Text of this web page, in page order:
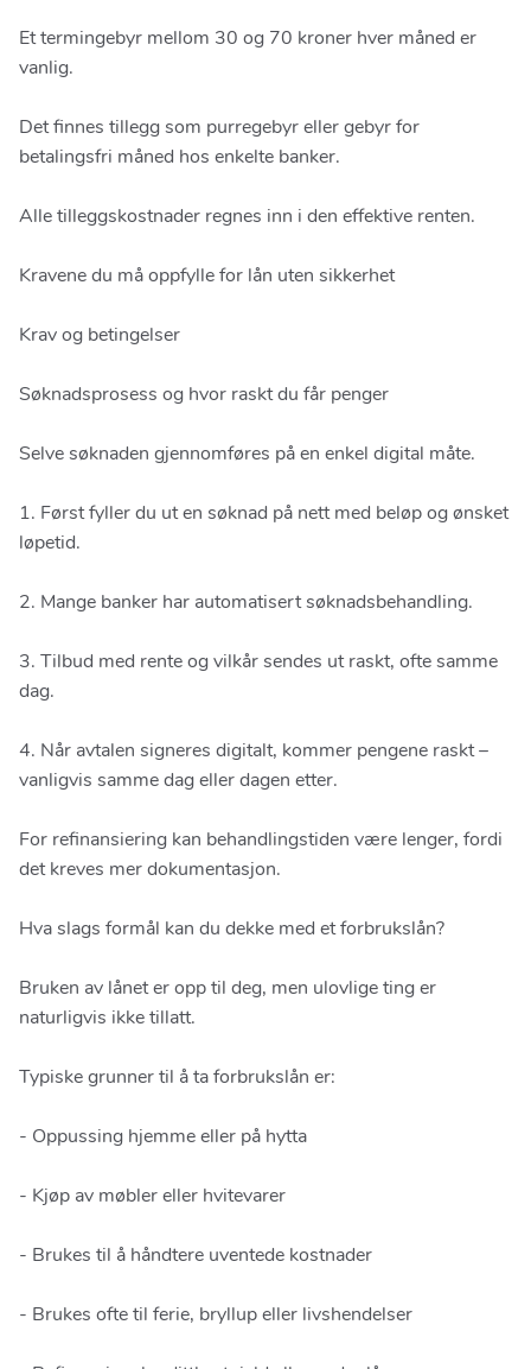
Et termingebyr mellom 30 og 70 kroner hver måned er
vanlig.
Det finnes tillegg som purregebyr eller gebyr for
betalingsfri måned hos enkelte banker.
Alle tilleggskostnader regnes inn i den effektive renten.
Kravene du må oppfylle for lån uten sikkerhet
Krav og betingelser
Søknadsprosess og hvor raskt du får penger
Selve søknaden gjennomføres på en enkel digital måte.
1. Først fyller du ut en søknad på nett med beløp og ønsket
løpetid.
2. Mange banker har automatisert søknadsbehandling.
3. Tilbud med rente og vilkår sendes ut raskt, ofte samme
dag.
4. Når avtalen signeres digitalt, kommer pengene raskt –
vanligvis samme dag eller dagen etter.
For refinansiering kan behandlingstiden være lenger, fordi
det kreves mer dokumentasjon.
Hva slags formål kan du dekke med et forbrukslån?
Bruken av lånet er opp til deg, men ulovlige ting er
naturligvis ikke tillatt.
Typiske grunner til å ta forbrukslån er:
- Oppussing hjemme eller på hytta
- Kjøp av møbler eller hvitevarer
- Brukes til å håndtere uventede kostnader
- Brukes ofte til ferie, bryllup eller livshendelser